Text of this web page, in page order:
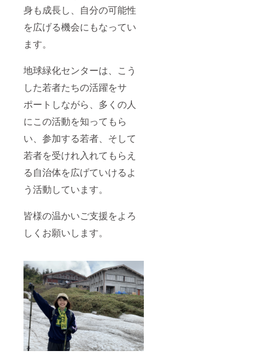
身も成長し、自分の可能性
を広げる機会にもなってい
ます。
地球緑化センターは、こう
した若者たちの活躍をサ
ポートしながら、多くの人
にこの活動を知ってもら
い、参加する若者、そして
若者を受けれ入れてもらえ
る自治体を広げていけるよ
う活動しています。
皆様の温かいご支援をよろ
しくお願いします。